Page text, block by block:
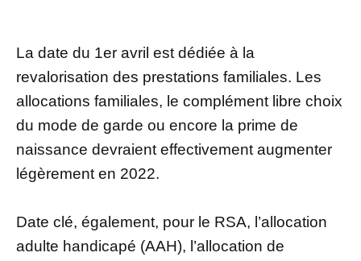
La date du 1er avril est dédiée à la
revalorisation des prestations familiales. Les
allocations familiales, le complément libre choix
du mode de garde ou encore la prime de
naissance devraient effectivement augmenter
légèrement en 2022.
Date clé, également, pour le RSA, l’allocation
adulte handicapé (AAH), l’allocation de